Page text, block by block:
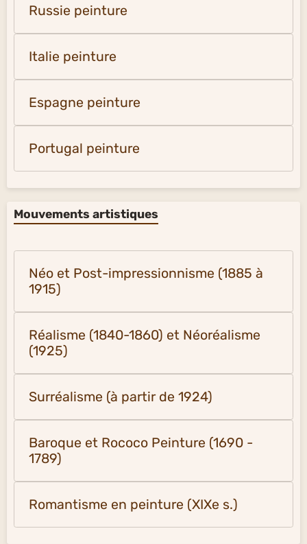
Russie peinture
Italie peinture
Espagne peinture
Portugal peinture
Mouvements artistiques
Néo et Post-impressionnisme (1885 à
1915)
Réalisme (1840-1860) et Néoréalisme
(1925)
Surréalisme (à partir de 1924)
Baroque et Rococo Peinture (1690 -
1789)
Romantisme en peinture (XIXe s.)